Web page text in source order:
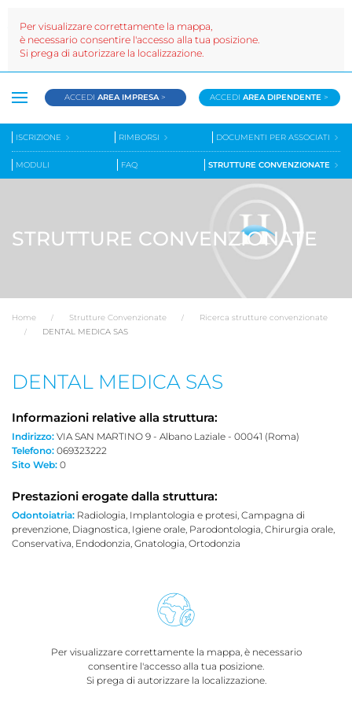
ACCEDIAREA IMPRESA > ACCEDIAREA DIPENDENTE >
ISCRIZIONE RIMBORSI DOCUMENTI PER ASSOCIATI
MODULI FAQ STRUTTURE CONVENZIONATE
STRUTTURE CONVENZIONATE
Home Strutture Convenzionate
Ricerca strutture convenzionate
DENTAL MEDICA SAS
DENTAL MEDICA SAS
Informazioni relative alla struttura:
Indirizzo: VIA SAN MARTINO 9 - Albano Laziale - 00041 (Roma)
Telefono: 069323222
Sito Web: 0
Prestazioni erogate dalla struttura:
Odontoiatria: Radiologia, Implantologia e protesi, Campagna di
prevenzione, Diagnostica, Igiene orale, Parodontologia, Chirurgia orale,
Conservativa, Endodonzia, Gnatologia, Ortodonzia
Per visualizzare correttamente la mappa, è necessario
consentire l'accesso alla tua posizione.
Si prega di autorizzare la localizzazione.
Per visualizzare correttamente la mappa,
è necessario consentire l'accesso alla tua posizione.
Si prega di autorizzare la localizzazione.